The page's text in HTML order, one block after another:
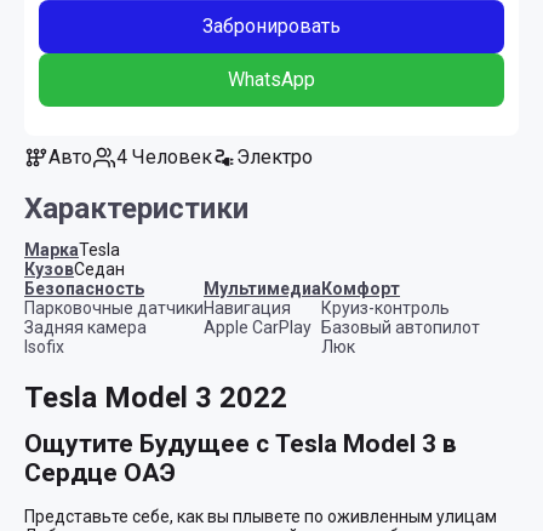
Забронировать
WhatsApp
Авто 4 Человек Электро
Характеристики
МаркаTesla
КузовСедан
Безопасность
Парковочные датчики
Задняя камера
Isofix
Мультимедиа
Навигация
Apple CarPlay
Комфорт
Круиз-контроль
Базовый автопилот
Люк
Tesla Model 3 2022
Ощутите Будущее с Tesla Model 3 в
Сердце ОАЭ
Представьте себе, как вы плывете по оживленным улицам